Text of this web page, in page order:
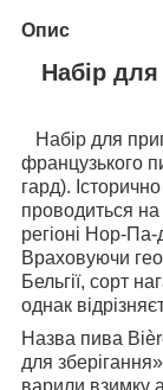
Опис
Набір
Набір для
французького
гард).
проводиться на
регіоні Нор-
Враховуючи
Бельгії, сорт
однак
Назва пива
для